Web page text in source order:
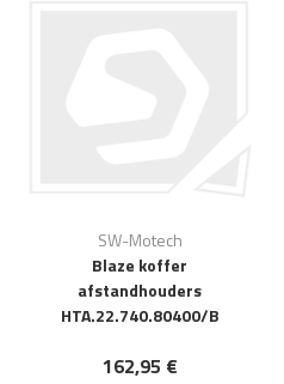
SW-Motech
Blaze koffer
afstandhouders
HTA.22.740.80400/B
162,95 €